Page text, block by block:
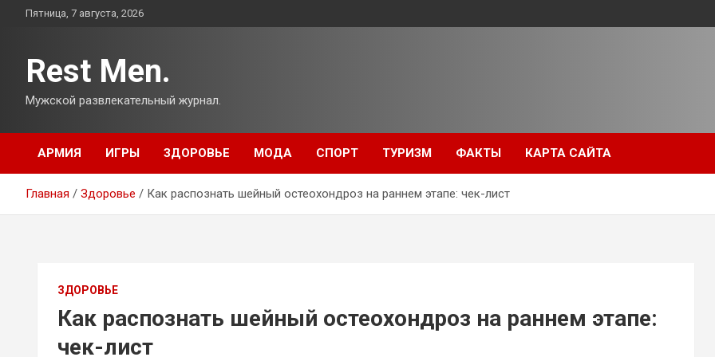
ПерейтиПятница, 7 августа, 2026
Rest Men.
Мужской развлекательный журнал.
АРМИЯ ИГРЫ ЗДОРОВЬЕ МОДА СПОРТ ТУРИЗМ ФАКТЫ КАРТА САЙТА
Главная Здоровье Как распознать шейный остеохондроз на раннем этапе: чек-лист
ЗДОРОВЬЕ
Как распознать шейный остеохондроз на раннем этапе:
чек-лист